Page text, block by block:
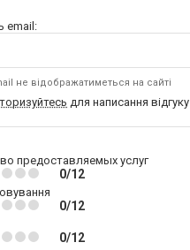
email:
не відображатиметься на сайті
для написання відгуку
предоставляемых услуг
0/12
0/12
0/12